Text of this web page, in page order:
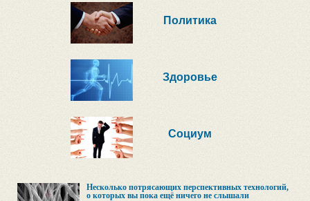
Политика
Здоровье
Социум
Несколько потрясающих перспективных технологий,
о которых вы пока ещё ничего не слышали